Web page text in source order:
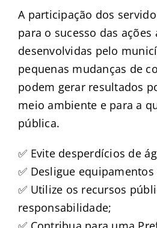
A participação dos
para o sucesso das ações
desenvolvidas pelo
pequenas mudanças de
podem gerar resultados
meio ambiente e para a
pública.
✅ Evite desperdícios de
✅ Desligue
✅ Utilize os recursos
responsabilidade;